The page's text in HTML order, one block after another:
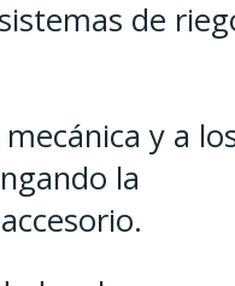
de
y a
la